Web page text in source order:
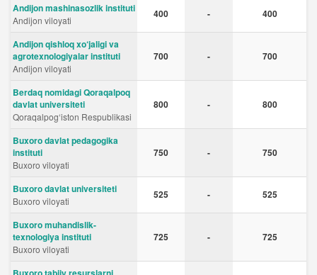
Andijon mashinasozlik instituti
Andijon viloyati
400 - 400
Andijon qishloq xo‘jaligi va
agrotexnologiyalar instituti
Andijon viloyati
700 - 700
Berdaq nomidagi Qoraqalpoq
davlat universiteti
Qoraqalpog‘iston Respublikasi
800 - 800
Buxoro davlat pedagogika
instituti
Buxoro viloyati
750 - 750
Buxoro davlat universiteti
Buxoro viloyati
525 - 525
Buxoro muhandislik-
texnologiya instituti
Buxoro viloyati
725 - 725